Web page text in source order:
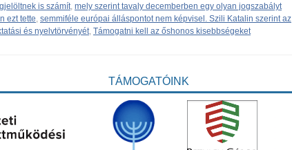
is számít, mely szerint tavaly decemberben egy olyan jogszabályt
ezt tette, semmiféle európai álláspontot nem képvisel. Szili Katalin szerint az
és nyelvtörvényét, Támogatni kell az őshonos kisebbségeket
TÁMOGATÓINK